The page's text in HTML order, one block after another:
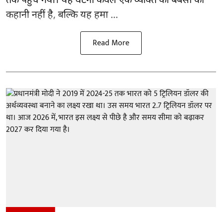
कहानी नहीं है, बल्कि यह हमा ...
Read More